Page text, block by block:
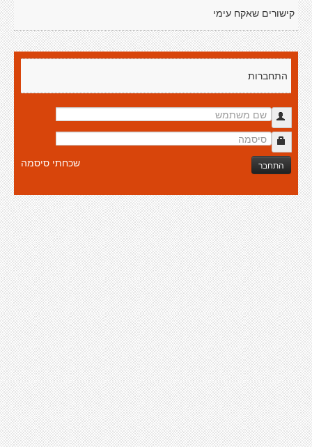
קישורים שאקח עימי
התחברות
התחבר שכחתי סיסמה